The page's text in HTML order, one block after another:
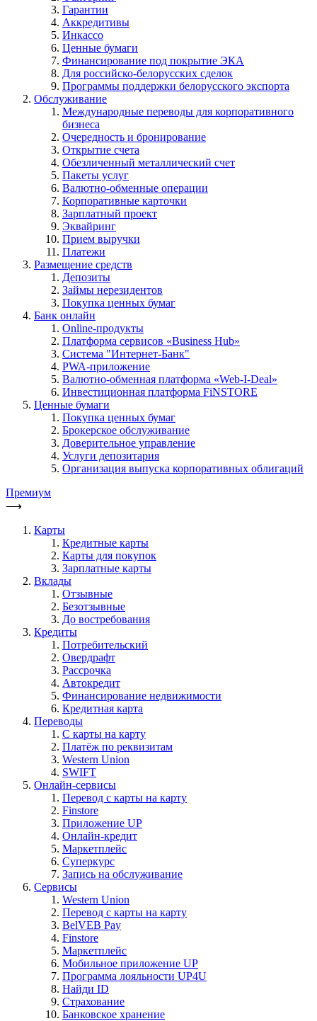
Гарантии
Аккредитивы
Инкассо
Ценные бумаги
Финансирование под покрытие ЭКА
Для российско-белорусских сделок
Программы поддержки белорусского экспорта
Обслуживание
Международные переводы для корпоративного
бизнеса
Очередность и бронирование
Открытие счета
Обезличенный металлический счет
Пакеты услуг
Валютно-обменные операции
Корпоративные карточки
Зарплатный проект
Эквайринг
Прием выручки
Платежи
Размещение средств
Депозиты
Займы нерезидентов
Покупка ценных бумаг
Банк онлайн
Online-продукты
Платформа сервисов «Business Hub»
Система "Интернет-Банк"
PWA-приложение
Валютно-обменная платформа «Web-I-Deal»
Инвестиционная платформа FiNSTORE
Ценные бумаги
Покупка ценных бумаг
Брокерское обслуживание
Доверительное управление
Услуги депозитария
Организация выпуска корпоративных облигаций
Премиум
⟶
Карты
Кредитные карты
Карты для покупок
Зарплатные карты
Вклады
Отзывные
Безотзывные
До востребования
Кредиты
Потребительский
Овердрафт
Рассрочка
Автокредит
Финансирование недвижимости
Кредитная карта
Переводы
С карты на карту
Платёж по реквизитам
Western Union
SWIFT
Онлайн-сервисы
Перевод с карты на карту
Finstore
Приложение UP
Онлайн-кредит
Маркетплейс
Суперкурс
Запись на обслуживание
Сервисы
Western Union
Перевод с карты на карту
BelVEB Pay
Finstore
Маркетплейс
Мобильное приложение UP
Программа лояльности UP4U
Найди ID
Страхование
Банковское хранение